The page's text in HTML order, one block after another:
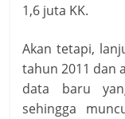
1,6 juta KK.
Akan tetapi,
tahun 2011 dan
data baru
sehingga